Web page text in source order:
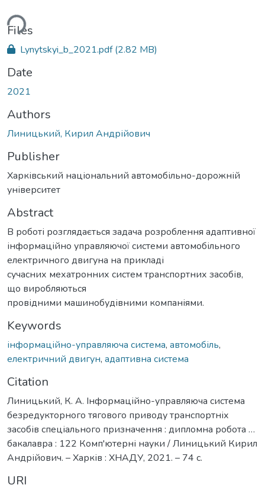
Files
Lynytskyi_b_2021.pdf(2.82 MB)
Date
2021
Authors
Линицький, Кирил Андрійович
Publisher
Харківський національний автомобільно-дорожній
університет
Abstract
В роботі розглядається задача розроблення адаптивної
інформаційно управляючої системи автомобільного
електричного двигуна на прикладі
сучасних мехатронних систем транспортних засобів,
що виробляються
провідними машинобудівними компаніями.
Keywords
інформаційно-управляюча система, автомобіль,
електричний двигун, адаптивна система
Citation
Линицький, К. А. Інформаційно-управляюча система
безредукторного тягового приводу транспортніх
засобів спеціального призначення : дипломна робота …
бакалавра : 122 Комп'ютерні науки / Линицький Кирил
Андрійович. – Харків : ХНАДУ, 2021. – 74 с.
URI